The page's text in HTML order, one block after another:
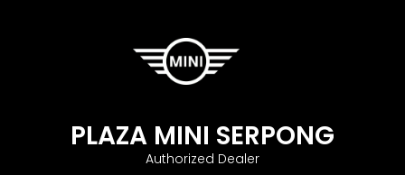
PLAZA MINI SERPONG
Authorized Dealer